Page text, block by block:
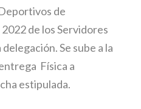
de
de los Servidores
Se sube a la
Física a
estipulada.